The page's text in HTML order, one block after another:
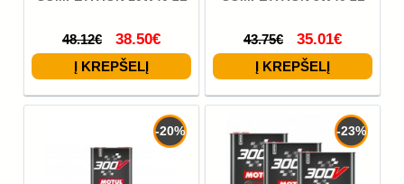
48.12€ 38.50€ 43.75€ 35.01€
-20% -23%